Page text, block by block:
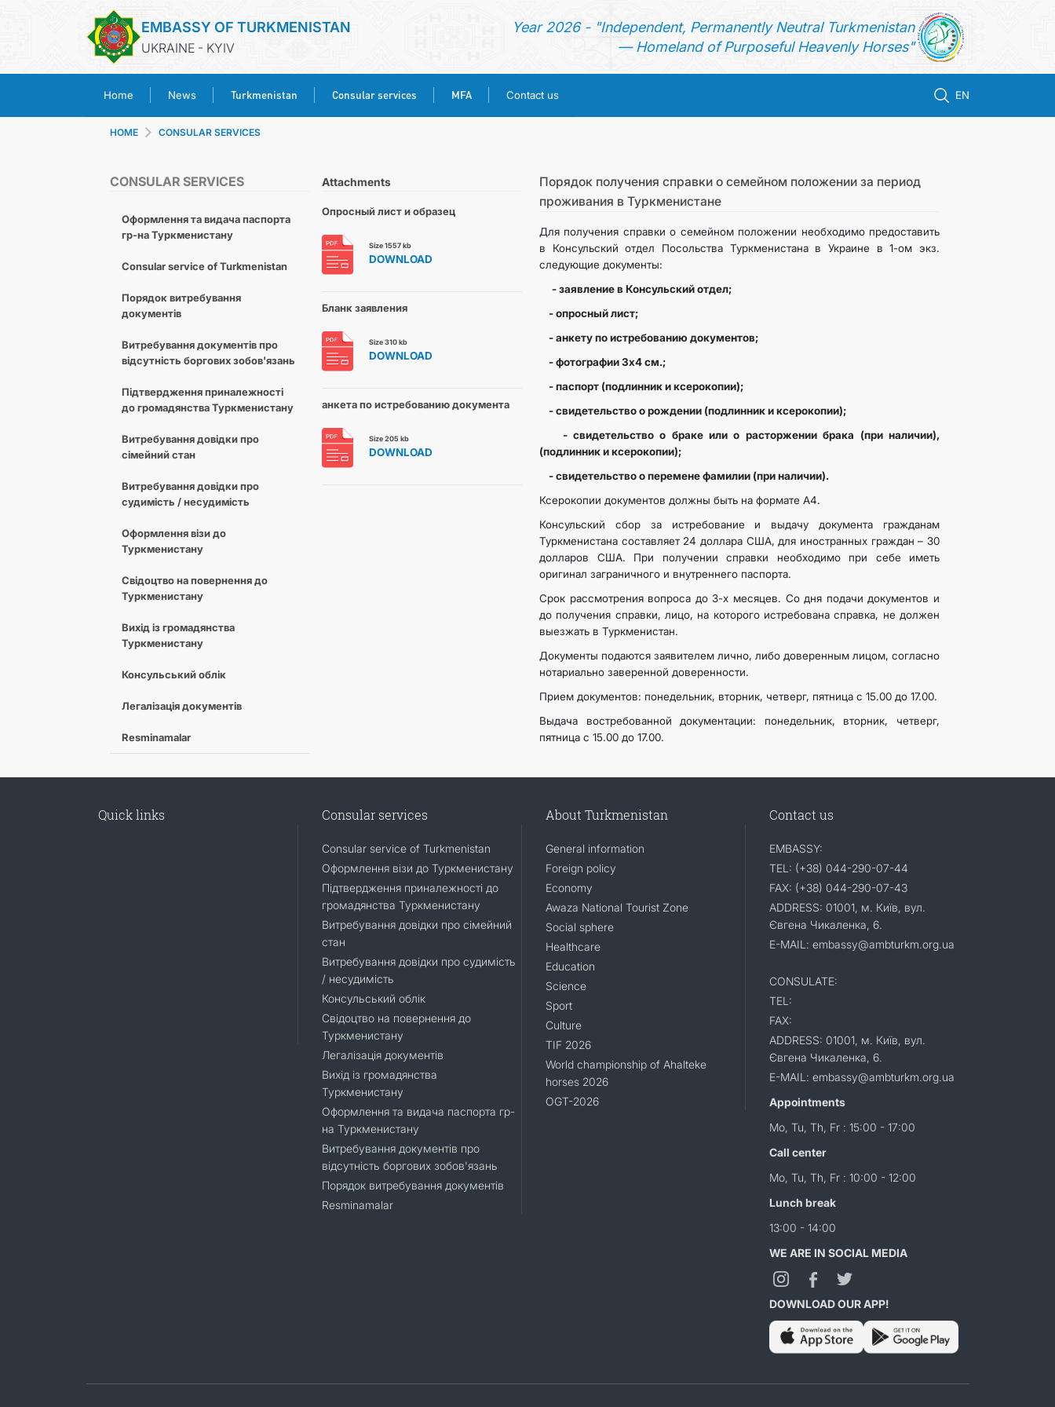
EMBASSY OF TURKMENISTAN
UKRAINE - KYIV
Year 2026 - "Independent, Permanently Neutral Turkmenistan
— Homeland of Purposeful Heavenly Horses"
Home News Turkmenistan Consular services MFA Contact us EN
NEWS
CONSULAR SERVICES
HOME CONSULAR SERVICES
CONSULAR SERVICES
Оформлення та видача паспорта
гр-на Туркменистану
Consular service of Turkmenistan
Порядок витребування
документів
Витребування документів про
відсутність боргових зобов'язань
Підтвердження приналежності
до громадянства Туркменистану
Витребування довідки про
сімейний стан
Витребування довідки про
судимість / несудимість
Оформлення візи до
Туркменистану
Свідоцтво на повернення до
Туркменистану
Вихід із громадянства
Туркменистану
Консульський облік
Легалізація документів
Resminamalar
Порядок получения справки о семейном положении за период
проживания в Туркменистане
Для получения справки о семейном положении необходимо предоставить
в Консульский отдел Посольства Туркменистана в Украине в 1-ом экз.
следующие документы:
- заявление в Консульский отдел;
- опросный лист;
- анкету по истребованию документов;
- фотографии 3х4 см.;
- паспорт (подлинник и ксерокопии);
- свидетельство о рождении (подлинник и ксерокопии);
- свидетельство о браке или о расторжении брака (при наличии),
(подлинник и ксерокопии);
- свидетельство о перемене фамилии (при наличии).
Ксерокопии документов должны быть на формате А4.
Консульский сбор за истребование и выдачу документа гражданам
Туркменистана составляет 24 доллара США, для иностранных граждан – 30
долларов США. При получении справки необходимо при себе иметь
оригинал заграничного и внутреннего паспорта.
Срок рассмотрения вопроса до 3-х месяцев. Со дня подачи документов и
до получения справки, лицо, на которого истребована справка, не должен
выезжать в Туркменистан.
Документы подаются заявителем лично, либо доверенным лицом, согласно
нотариально заверенной доверенности.
Прием документов: понедельник, вторник, четверг, пятница с 15.00 до 17.00.
Выдача востребованной документации: понедельник, вторник, четверг,
пятница с 15.00 до 17.00.
Attachments
Опросный лист и образец
Size 1557 kb
DOWNLOAD
Бланк заявления
Size 310 kb
DOWNLOAD
анкета по истребованию документа
Size 205 kb
DOWNLOAD
Quick links Consular services
Consular service of Turkmenistan
Оформлення візи до Туркменистану
Підтвердження приналежності до
громадянства Туркменистану
Витребування довідки про сімейний
стан
Витребування довідки про судимість
/ несудимість
Консульський облік
Свідоцтво на повернення до
Туркменистану
Легалізація документів
Вихід із громадянства
Туркменистану
Оформлення та видача паспорта гр-
на Туркменистану
Витребування документів про
відсутність боргових зобов'язань
Порядок витребування документів
Resminamalar
About Turkmenistan
General information
Foreign policy
Economy
Awaza National Tourist Zone
Social sphere
Healthcare
Education
Science
Sport
Culture
TIF 2026
World championship of Ahalteke
horses 2026
OGT-2026
Contact us
EMBASSY:
TEL: (+38) 044-290-07-44
FAX: (+38) 044-290-07-43
ADDRESS: 01001, м. Київ, вул.
Євгена Чикаленка, 6.
E-MAIL: embassy@ambturkm.org.ua
CONSULATE:
TEL:
FAX:
ADDRESS: 01001, м. Київ, вул.
Євгена Чикаленка, 6.
E-MAIL: embassy@ambturkm.org.ua
Appointments
Mo, Tu, Th, Fr : 15:00 - 17:00
Call center
Mo, Tu, Th, Fr : 10:00 - 12:00
Lunch break
13:00 - 14:00
WE ARE IN SOCIAL MEDIA
DOWNLOAD OUR APP!